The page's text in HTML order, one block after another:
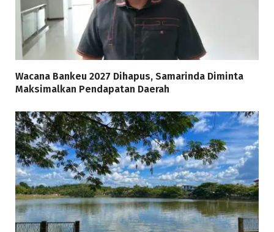
Wacana Bankeu 2027 Dihapus, Samarinda Diminta
Maksimalkan Pendapatan Daerah